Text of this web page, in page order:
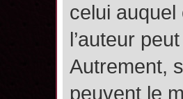
celui auquel
l’auteur
Autrement,
peuvent le